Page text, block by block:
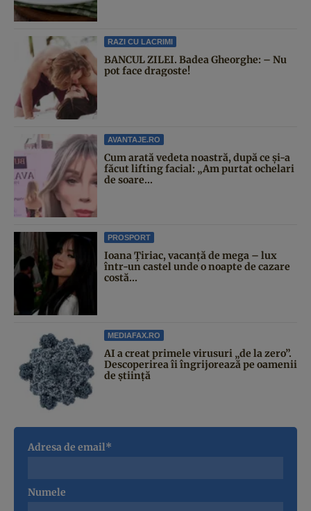
RAZI CU LACRIMI
BANCUL ZILEI. Badea Gheorghe: – Nu
pot face dragoste!
AVANTAJE.RO
Cum arată vedeta noastră, după ce și-a
făcut lifting facial: „Am purtat ochelari
de soare...
PROSPORT
Ioana Țiriac, vacanță de mega – lux
într-un castel unde o noapte de cazare
costă...
MEDIAFAX.RO
AI a creat primele virusuri „de la zero”.
Descoperirea îi îngrijorează pe oamenii
de știință
Adresa de email*
Numele